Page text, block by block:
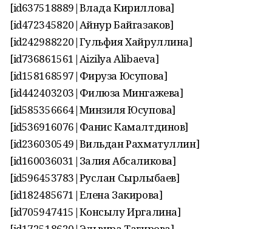
[id637518889|Влада Кириллова]
[id472345820|Айнур Байгазаков]
[id242988220|Гульфия Хайруллина]
[id736861561|Aizilya Alibaeva]
[id158168597|Фируза Юсупова]
[id442403203|Филюза Мингажева]
[id585356664|Минзиля Юсупова]
[id536916076|Фанис Камалтдинов]
[id236030549|Вильдан Рахматуллин]
[id160036031|Залия Абсаликова]
[id596453783|Руслан Сырлыбаев]
[id182485671|Елена Закирова]
[id705947415|Консылу Иргалина]